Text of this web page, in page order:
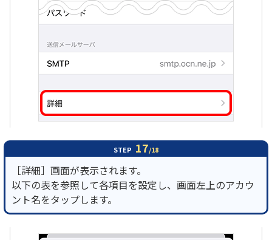
STEP 17/18
［詳細］画面が表示されます。
以下の表を参照して各項目を設定し、画面左上のアカウ
ント名をタップします。